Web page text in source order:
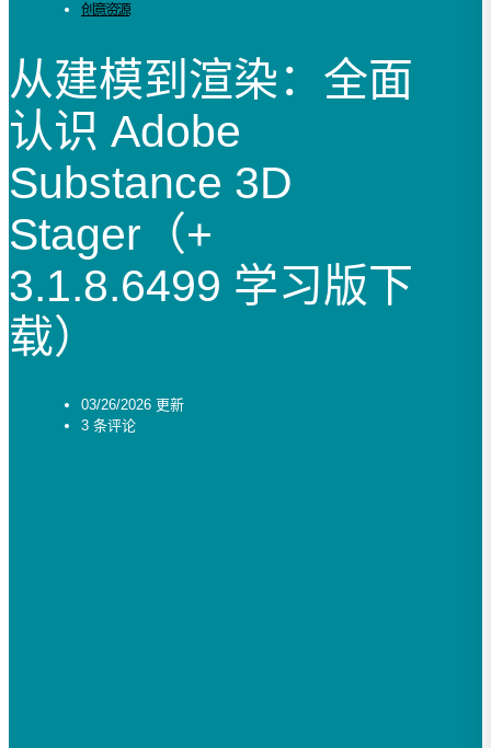
创意资源
从建模到渲染：全面
认识 Adobe
Substance 3D
Stager（+
3.1.8.6499 学习版下
载）
03/26/2026 更新
3 条评论